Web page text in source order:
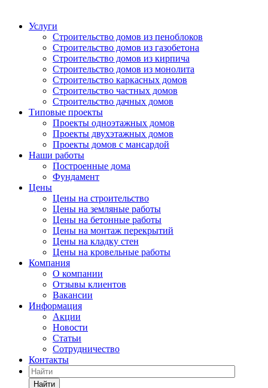
Услуги
Строительство домов из пеноблоков
Строительство домов из газобетона
Строительство домов из кирпича
Строительство домов из монолита
Строительство каркасных домов
Строительство частных домов
Строительство дачных домов
Типовые проекты
Проекты одноэтажных домов
Проекты двухэтажных домов
Проекты домов с мансардой
Наши работы
Построенные дома
Фундамент
Цены
Цены на строительство
Цены на земляные работы
Цены на бетонные работы
Цены на монтаж перекрытий
Цены на кладку стен
Цены на кровельные работы
Компания
О компании
Отзывы клиентов
Вакансии
Информация
Акции
Новости
Статьи
Сотрудничество
Контакты
Найти